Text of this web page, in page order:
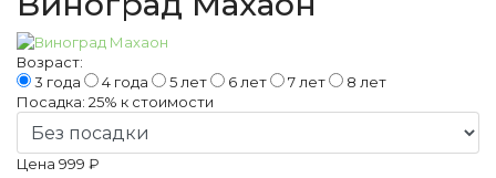
Возраст:
3 года
4 года 5 лет 6 лет 7 лет
8 лет
Посадка: 25% к стоимости
Цена 999 ₽